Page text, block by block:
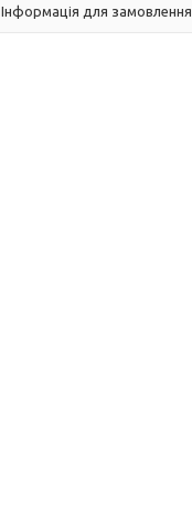
Інформація для замовлення